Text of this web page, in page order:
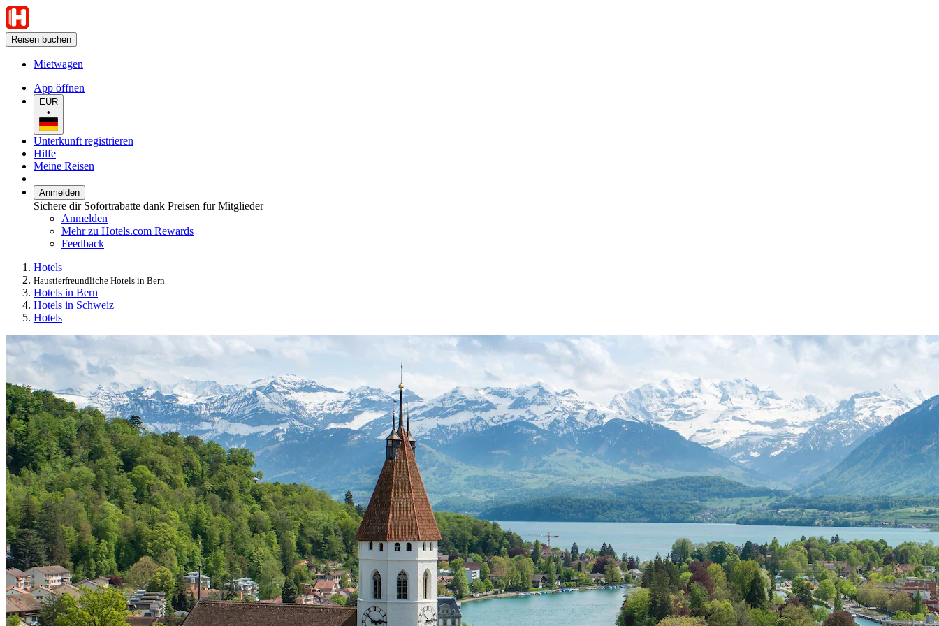
Reisen buchen
Mietwagen
App öffnen
EUR
•
Unterkunft registrieren
Hilfe
Meine Reisen
Anmelden
Sichere dir Sofortrabatte dank Preisen für Mitglieder
Anmelden
Mehr zu Hotels.com Rewards
Feedback
Hotels
Haustierfreundliche Hotels in Bern
Hotels in Bern
Hotels in Schweiz
Hotels